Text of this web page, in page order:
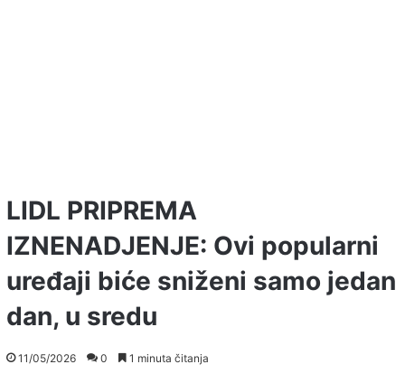
LIDL PRIPREMA
IZNENADJENJE: Ovi popularni
uređaji biće sniženi samo jedan
dan, u sredu
11/05/2026 0 1 minuta čitanja